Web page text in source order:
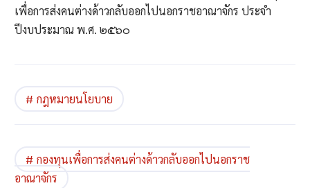
เพื่อการส่งคนต่างด้าวกลับออกไปนอกราชอาณาจักร ประจำ
ปีงบประมาณ พ.ศ. ๒๕๖๐
กฎหมายนโยบาย
กองทุนเพื่อการส่งคนต่างด้าวกลับออกไปนอกราช
อาณาจักร